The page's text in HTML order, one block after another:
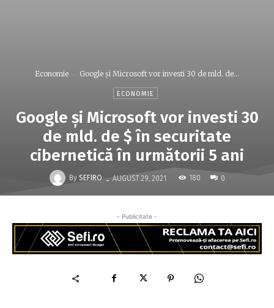
Economie Google și Microsoft vor investi 30 de mld. de...
ECONOMIE
Google și Microsoft vor investi 30
de mld. de $ în securitate
cibernetică în următorii 5 ani
By SEFIRO - AUGUST 29, 2021 180 0
- Publicitate -